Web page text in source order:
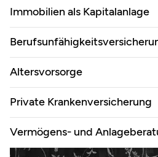
Immobilien als Kapitalanlage
Altersvorsorge
Private Krankenversicherung
Vermögens- und